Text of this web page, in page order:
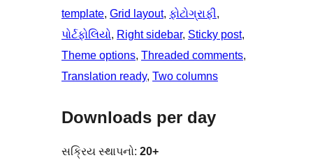
template, Grid layout, ફોટોગ્રાફી
પોર્ટફોલિયો, Right sidebar, Sticky post
Theme options, Threaded comments
Translation ready, Two columns
Downloads per day
સક્રિય સ્થાપનો: 20+